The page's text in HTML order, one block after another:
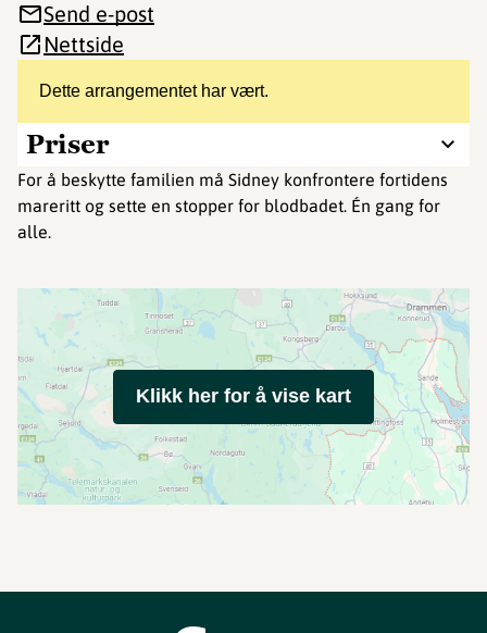
Dette arrangementet har vært.
Priser
For å beskytte familien må Sidney konfrontere fortidens
mareritt og sette en stopper for blodbadet. Én gang for
alle.
Send e-post
Nettside
Klikk her for å vise kart